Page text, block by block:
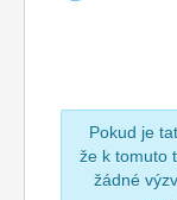
Pokud je
že k tomuto
žádné